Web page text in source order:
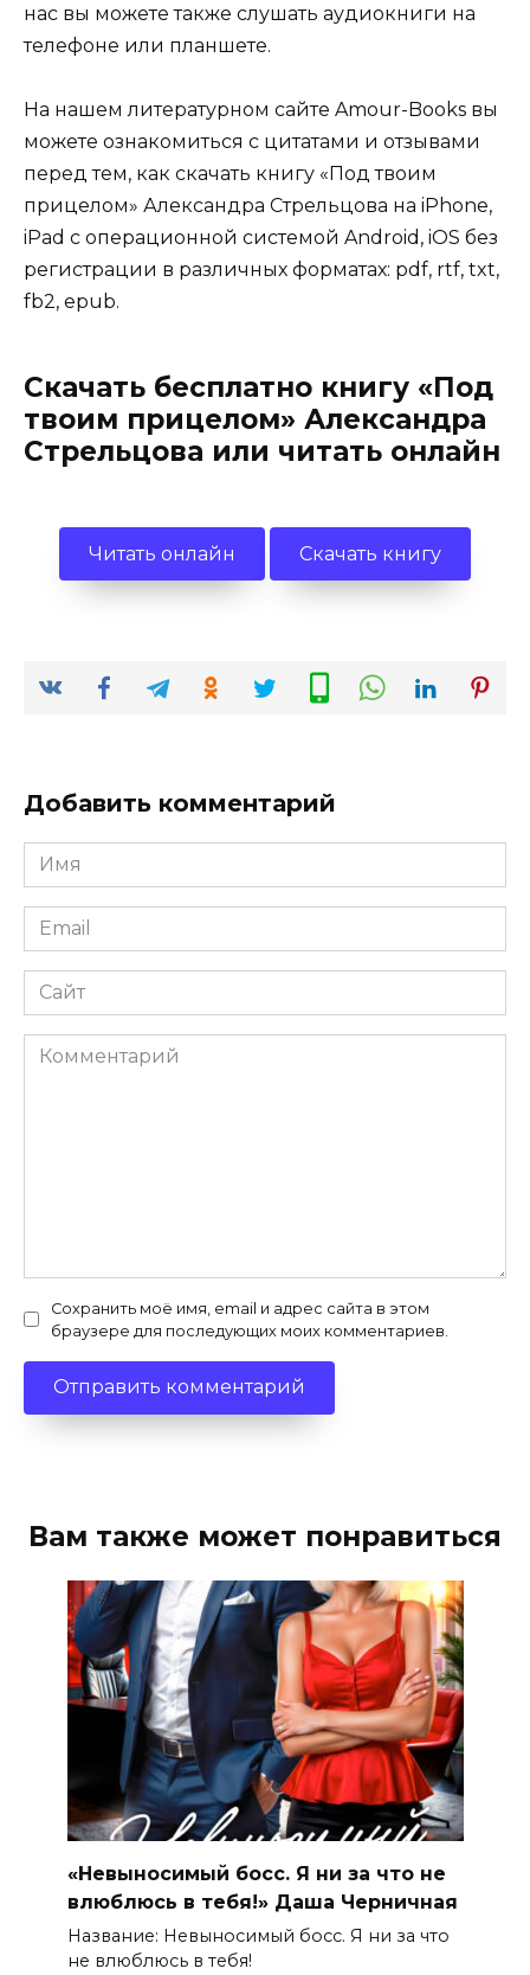
нас вы можете также слушать аудиокниги на
телефоне или планшете.
На нашем литературном сайте Amour-Books вы
можете ознакомиться с цитатами и отзывами
перед тем, как скачать книгу «Под твоим
прицелом» Александра Стрельцова на iPhone,
iPad с операционной системой Android, iOS без
регистрации в различных форматах: pdf, rtf, txt,
fb2, epub.
Скачать бесплатно книгу «Под
твоим прицелом» Александра
Стрельцова или читать онлайн
Читать онлайн Скачать книгу
Добавить комментарий
Имя
*
Email
*
Сайт
Комментарий
Сохранить моё имя, email и адрес сайта в этом
браузере для последующих моих комментариев.
Вам также может понравиться
«Невыносимый босс. Я ни за что не
влюблюсь в тебя!» Даша Черничная
Название: Невыносимый босс. Я ни за что
не влюблюсь в тебя!